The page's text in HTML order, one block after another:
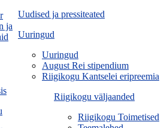
Uudised ja pressiteated
Uuringud
Uuringud
August Rei stipendium
Riigikogu Kantselei eripreemia
Riigikogu väljaanded
Riigikogu Toimetised
ja